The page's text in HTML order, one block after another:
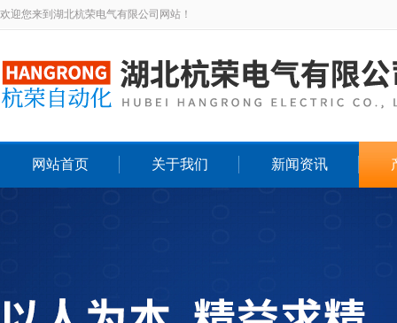
欢迎您来到湖北杭荣电气有限公司网站！
网站首页 关于我们 新闻资讯